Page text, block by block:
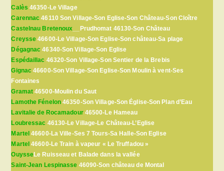
Calès 46350-Le Village
Carennac 46110 Son Village-Son Eglise-Son Château-Son Cloître
Castelnau Bretenoux __Prudhomat 46130-Son Château
Creysse 46600-Le Village-Son Eglise-Son château-Sa plage
Dégagnac 46340-Son Village-Son Eglise
Espédaillac 46320-Son Village-Son Sentier de la Brebis
Gignac 46600-Son Village-Son Eglise-Son Moulin à vent-Ses
Fontaines
Gramat 46500-Moulin du Saut
Lamothe Fénelon46350-Son Village-Son Église-Son Plan d’Eau
Lavitalie de Rocamadour46500-Le Hameau
Loubressac 46130-Le Village-Le Château-L’Eglise
Martel 46600-La Ville-Ses 7 Tours-Sa Halle-Son Eglise
Martel 46600-Le Train à vapeur « Le Truffadou »
OuysseLe Ruisseau et Balade dans la vallée
Saint-Jean Lespinasse 46090-Son château de Montal